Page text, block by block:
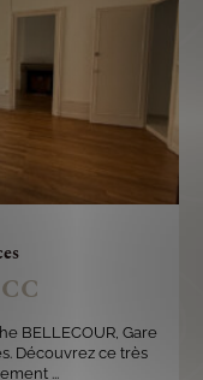
BELLECOUR, Gare
Découvrez ce très
...